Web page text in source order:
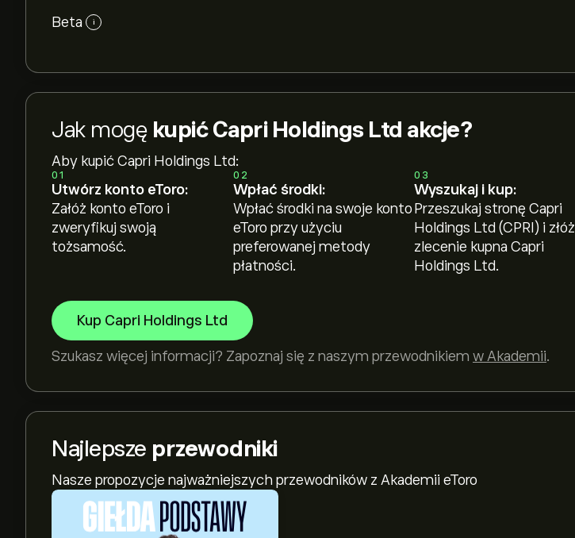
Beta i
Jak mogę kupić Capri Holdings Ltd akcje?
Aby kupić Capri Holdings Ltd:
01
Utwórz konto eToro:
Załóż konto eToro i
zweryfikuj swoją
tożsamość.
02
Wpłać środki:
Wpłać środki na swoje konto
eToro przy użyciu
preferowanej metody
płatności.
03
Wyszukaj i kup:
Przeszukaj stronę Capri
Holdings Ltd (CPRI) i złóż
zlecenie kupna Capri
Holdings Ltd.
Kup Capri Holdings Ltd
Szukasz więcej informacji? Zapoznaj się z naszym przewodnikiem w Akademii.
Najlepsze przewodniki
Nasze propozycje najważniejszych przewodników z Akademii eToro